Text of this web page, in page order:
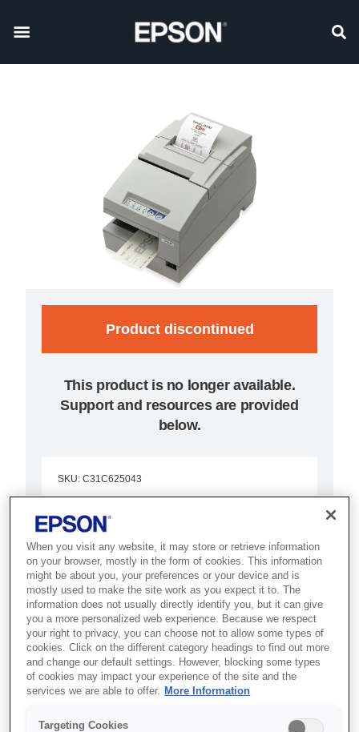
Product discontinued
This product is no longer available.
Support and resources are provided
below.
SKU: C31C625043
TM-H6000III (043):
Serial, w/o PS, ECW,
E/P
Best for banking and retail
counters that need receipt, slip,
validation and cheque processing
in one device.
Ultra fast thermal receipts
When you visit any website, it may store or retrieve information
on your browser, mostly in the form of cookies. This information
might be about you, your preferences or your device and is
mostly used to make the site work as you expect it to. The
information does not usually directly identify you, but it can give
you a more personalized web experience. Because we respect
your right to privacy, you can choose not to allow some types of
cookies. Click on the different category headings to find out more
and change our default settings. However, blocking some types
of cookies may impact your experience of the site and the
services we are able to offer. More Information
Targeting Cookies